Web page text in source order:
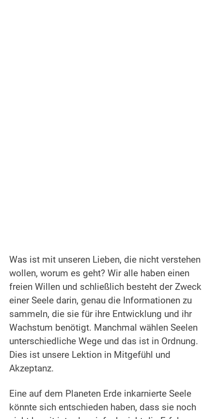
Was ist mit unseren Lieben, die nicht verstehen
wollen, worum es geht? Wir alle haben einen
freien Willen und schließlich besteht der Zweck
einer Seele darin, genau die Informationen zu
sammeln, die sie für ihre Entwicklung und ihr
Wachstum benötigt. Manchmal wählen Seelen
unterschiedliche Wege und das ist in Ordnung.
Dies ist unsere Lektion in Mitgefühl und
Akzeptanz.
Eine auf dem Planeten Erde inkarnierte Seele
könnte sich entschieden haben, dass sie noch